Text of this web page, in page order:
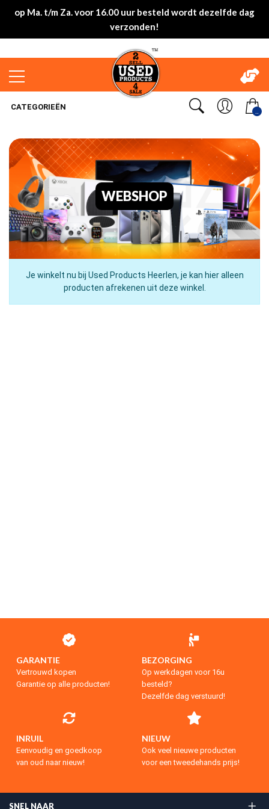
op Ma. t/m Za. voor 16.00 uur besteld wordt dezelfde dag
verzonden!
..
CATEGORIEËN
WEBSHOP
Je winkelt nu bij Used Products Heerlen, je kan hier alleen
producten afrekenen uit deze winkel.
GARANTIE
Vertrouwd kopen
Garantie op alle producten!
BEZORGING
Op werkdagen voor 16u
besteld?
Dezelfde dag verstuurd!
INRUIL
Eenvoudig en goedkoop
van oud naar nieuw!
NIEUW
Ook veel nieuwe producten
voor een tweedehands prijs!
SNEL NAAR